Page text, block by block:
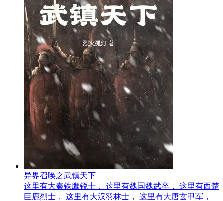
异界召唤之武镇天下
这里有大秦铁鹰锐士， 这里有魏国魏武卒， 这里有西楚
巨鹿烈士， 这里有大汉羽林士， 这里有大唐玄甲军，